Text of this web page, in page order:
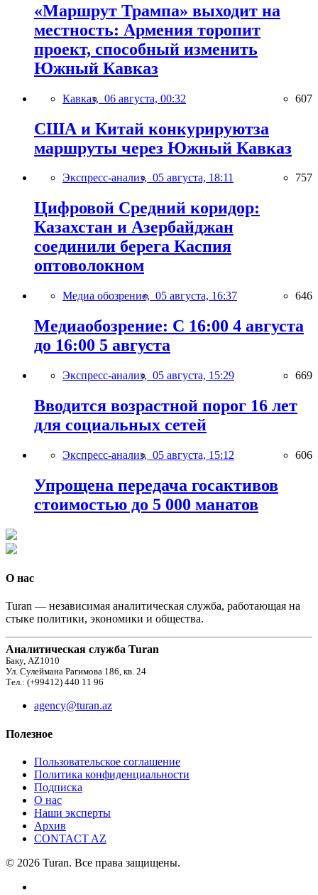
«Маршрут Трампа» выходит на
местность: Армения торопит
проект, способный изменить
Южный Кавказ
Кавказ, 06 августа, 00:32 607
США и Китай конкурируютза
маршруты через Южный Кавказ
Экспресс-анализ, 05 августа, 18:11 757
Цифровой Средний коридор:
Казахстан и Азербайджан
соединили берега Каспия
оптоволокном
Медиа обозрение, 05 августа, 16:37 646
Медиаобозрение: С 16:00 4 августа
до 16:00 5 августа
Экспресс-анализ, 05 августа, 15:29 669
Вводится возрастной порог 16 лет
для социальных сетей
Экспресс-анализ, 05 августа, 15:12 606
Упрощена передача госактивов
стоимостью до 5 000 манатов
О нас
Turan — независимая аналитическая служба, работающая на
стыке политики, экономики и общества.
Аналитическая служба Turan
Баку, AZ1010
Ул. Сулеймана Рагимова 186, кв. 24
Тел.: (+99412) 440 11 96
agency@turan.az
Полезное
Пользовательское соглашение
Политика конфиденциальности
Подписка
О нас
Наши эксперты
Архив
CONTACT AZ
© 2026 Turan. Все права защищены.